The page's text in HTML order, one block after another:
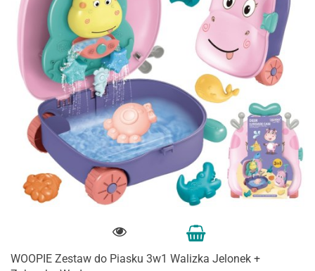
WOOPIE Zestaw do Piasku 3w1 Walizka Jelonek +